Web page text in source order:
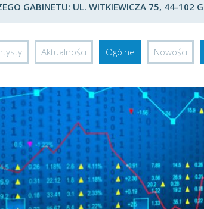
GABINETU: UL. WITKIEWICZA 75, 44-102
Aktualności Ogólne Nowości